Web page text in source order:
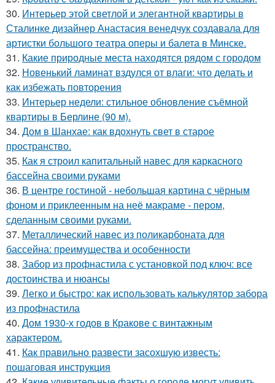
30. Интерьер этой светлой и элегантной квартиры в
Сталинке дизайнер Анастасия венедчук создавала для
артистки большого театра оперы и балета в Минске.
31. Какие природные места находятся рядом с городом
32. Новенький ламинат вздулся от влаги: что делать и
как избежать повторения
33. Интерьер недели: стильное обновление съёмной
квартиры в Берлине (90 м).
34. Дом в Шанхае: как вдохнуть свет в старое
пространство.
35. Как я строил капитальный навес для каркасного
бассейна своими руками
36. В центре гостиной - небольшая картина с чёрным
фоном и приклеенным на неё макраме - пером,
сделанным своими руками.
37. Металлический навес из поликарбоната для
бассейна: преимущества и особенности
38. Забор из профнастила с установкой под ключ: все
достоинства и нюансы
39. Легко и быстро: как использовать калькулятор забора
из профнастила
40. Дом 1930-х годов в Кракове с винтажным
характером.
41. Как правильно развести засохшую известь:
пошаговая инструкция